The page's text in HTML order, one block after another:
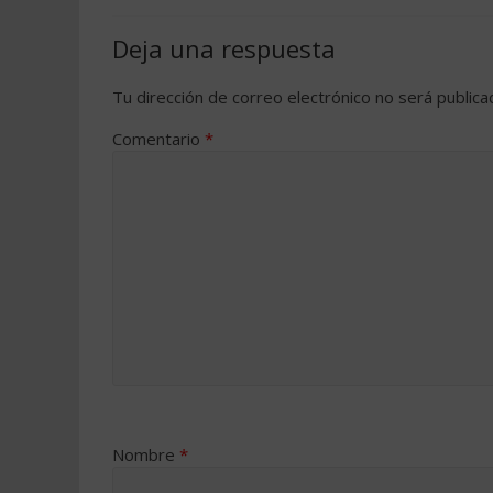
Deja una respuesta
Tu dirección de correo electrónico no será
Comentario *
Nombre *